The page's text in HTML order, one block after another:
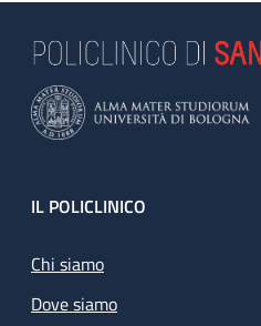
Footer
IL POLICLINICO
Chi siamo
Dove siamo